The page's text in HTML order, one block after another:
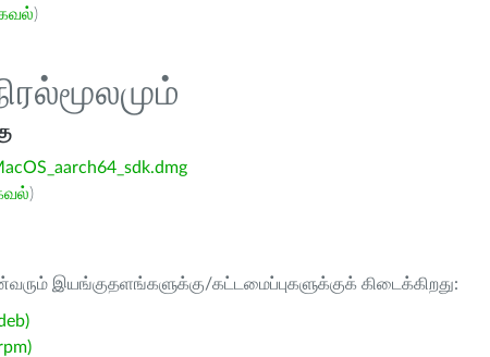
)
)
இயங்குதளங்களுக்கு/கட்டமைப்புகளுக்குக் கிடைக்கிறது: